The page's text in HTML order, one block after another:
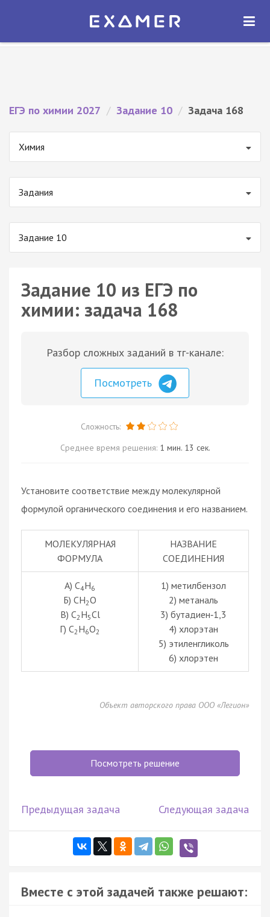
Экзамер — ЕГЭ 2027
ОТКРЫТЬ
ЕГЭ по химии 2027 / Задание 10 / Задача 168
Химия
Задания
Задание 10
Задание 10 из ЕГЭ по
химии: задача 168
Разбор сложных заданий в тг-канале:
Посмотреть
Сложность:
Среднее время решения: 1 мин. 13 сек.
Установите соответствие между молекулярной
формулой органического соединения и его названием.
МОЛЕКУЛЯРНАЯ
ФОРМУЛА
НАЗВАНИЕ
СОЕДИНЕНИЯ
А) C4H6
Б) CH2O
В) C2 H5Cl
Г) C2 H6O2
1) метилбензол
2) метаналь
3) бутадиен‑1,3
4) хлорэтан
5) этиленгликоль
6) хлорэтен
Объект авторского права ООО «Легион»
Посмотреть решение
Предыдущая задача Следующая задача
Вместе с этой задачей также решают: